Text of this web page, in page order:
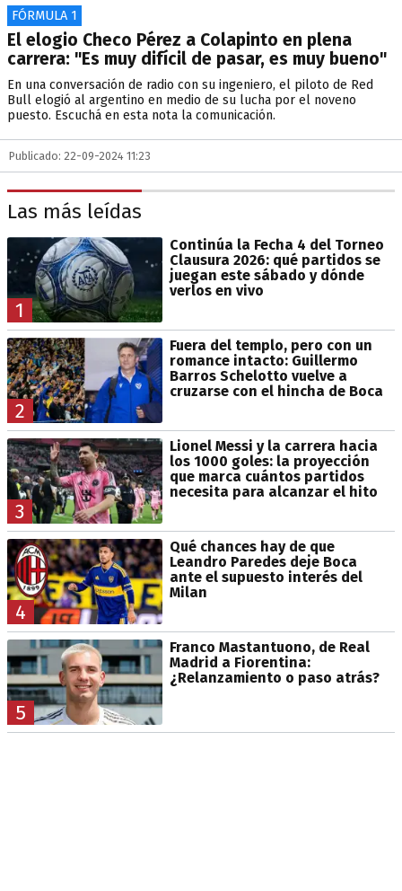
FÓRMULA 1
El elogio Checo Pérez a Colapinto en plena
carrera: "Es muy difícil de pasar, es muy bueno"
En una conversación de radio con su ingeniero, el piloto de Red
Bull elogió al argentino en medio de su lucha por el noveno
puesto. Escuchá en esta nota la comunicación.
Publicado: 22-09-2024 11:23
Las más leídas
1
Continúa la Fecha 4 del Torneo
Clausura 2026: qué partidos se
juegan este sábado y dónde
verlos en vivo
2
Fuera del templo, pero con un
romance intacto: Guillermo
Barros Schelotto vuelve a
cruzarse con el hincha de Boca
3
Lionel Messi y la carrera hacia
los 1000 goles: la proyección
que marca cuántos partidos
necesita para alcanzar el hito
4
Qué chances hay de que
Leandro Paredes deje Boca
ante el supuesto interés del
Milan
5
Franco Mastantuono, de Real
Madrid a Fiorentina:
¿Relanzamiento o paso atrás?